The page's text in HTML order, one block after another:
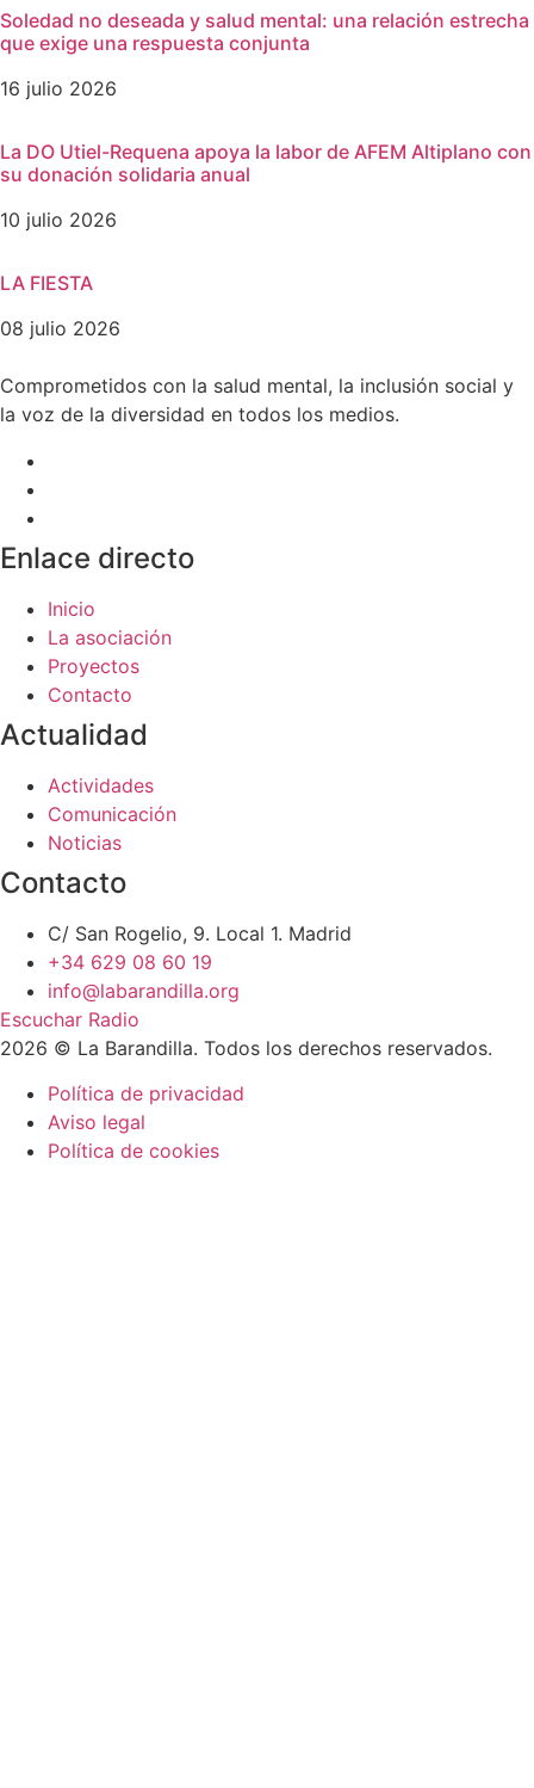
Soledad no deseada y salud mental: una relación estrecha
que exige una respuesta conjunta
16 julio 2026
La DO Utiel-Requena apoya la labor de AFEM Altiplano con
su donación solidaria anual
10 julio 2026
LA FIESTA
08 julio 2026
Comprometidos con la salud mental, la inclusión social y
la voz de la diversidad en todos los medios.
Enlace directo
Inicio
La asociación
Proyectos
Contacto
Actualidad
Actividades
Comunicación
Noticias
Contacto
C/ San Rogelio, 9. Local 1. Madrid
+34 629 08 60 19
info@labarandilla.org
Escuchar Radio
2026 © La Barandilla. Todos los derechos reservados.
Política de privacidad
Aviso legal
Política de cookies